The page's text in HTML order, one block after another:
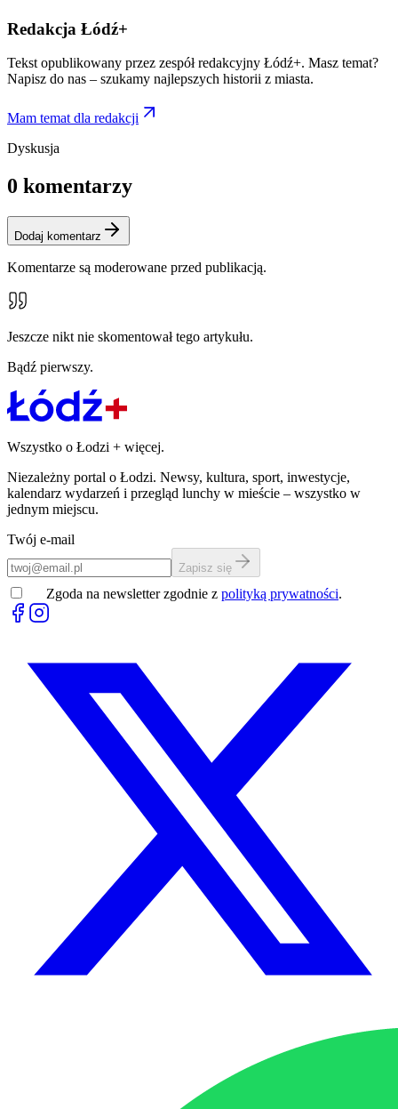
Redakcja Łódź+
Tekst opublikowany przez zespół redakcyjny Łódź+. Masz temat?
Napisz do nas – szukamy najlepszych historii z miasta.
Mam temat dla redakcji
Dyskusja
0 komentarzy
Dodaj komentarz
Komentarze są moderowane przed publikacją.
Jeszcze nikt nie skomentował tego artykułu.
Bądź pierwszy.
Wszystko o Łodzi + więcej.
Niezależny portal o Łodzi. Newsy, kultura, sport, inwestycje,
kalendarz wydarzeń i przegląd lunchy w mieście – wszystko w
jednym miejscu.
Twój e-mail
Zapisz się
Zgoda na newsletter zgodnie z polityką prywatności.